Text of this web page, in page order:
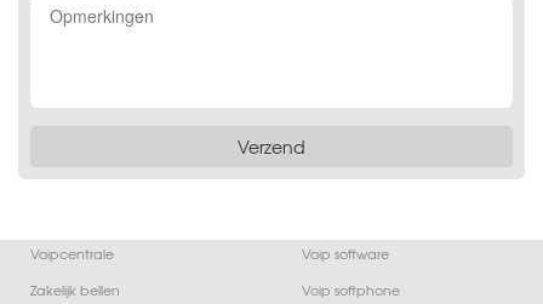
Voipcentrale
Zakelijk bellen
Voip software
Voip softphone